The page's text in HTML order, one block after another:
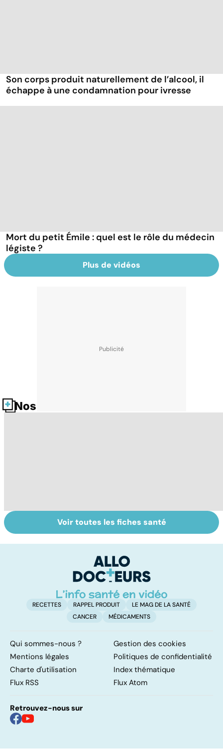
Son corps produit naturellement de l’alcool, il
échappe à une condamnation pour ivresse
Mort du petit Émile : quel est le rôle du médecin
légiste ?
Plus de vidéos
Nos fiches santé
Mediator® : le
début d'une
Tout savoir sur
les infections
Voir toutes les fiches santé
RECETTES RAPPEL PRODUIT
LE MAG DE LA SANTÉ
CANCER
MÉDICAMENTS
Qui sommes-nous ?
Gestion des cookies
Mentions légales
Politiques de confidentialité
Charte d'utilisation
Index thématique
Flux RSS
Flux Atom
Retrouvez-nous sur